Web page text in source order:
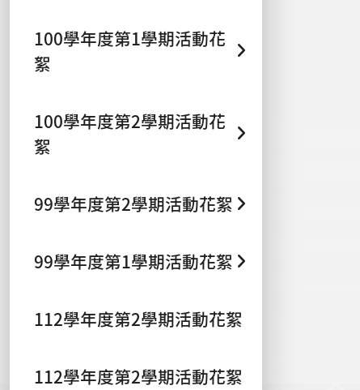
100學年度第1學期活動花
絮
100學年度第2學期活動花
絮
99學年度第2學期活動花絮
99學年度第1學期活動花絮
112學年度第2學期活動花絮
112學年度第2學期活動花絮